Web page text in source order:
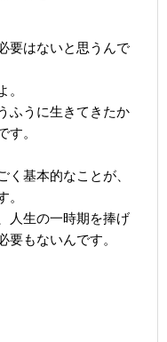
要はないと思うんで
。
ふうに生きてきたか
す。
く基本的なことが、
。
人生の一時期を捧げ
要もないんです。